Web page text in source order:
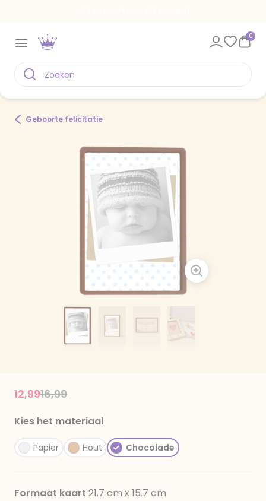
0
Geboorte felicitatie
Price reduced from
16,99to
12,99
Kies het materiaal
Papier Hout Chocolade
Formaat kaart 21.7 cm x 15.7 cm